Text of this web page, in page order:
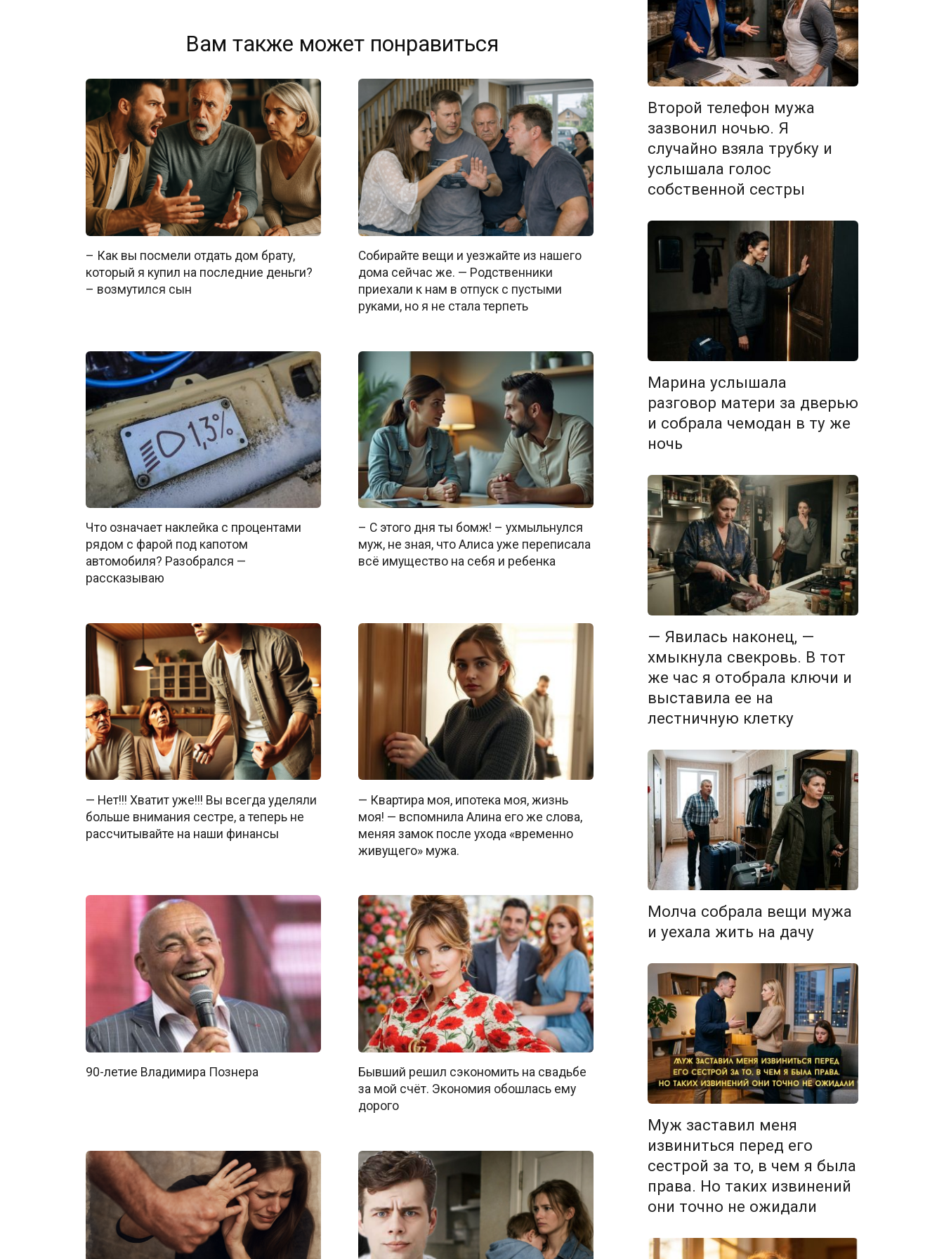
Вам также может понравиться
– Как вы посмели отдать дом брату,
который я купил на последние деньги?
– возмутился сын
Собирайте вещи и уезжайте из нашего
дома сейчас же. — Родственники
приехали к нам в отпуск с пустыми
руками, но я не стала терпеть
Что означает наклейка с процентами
рядом с фарой под капотом
автомобиля? Разобрался —
рассказываю
– С этого дня ты бомж! – ухмыльнулся
муж, не зная, что Алиса уже переписала
всё имущество на себя и ребенка
— Нет!!! Хватит уже!!! Вы всегда уделяли
больше внимания сестре, а теперь не
рассчитывайте на наши финансы
— Квартира моя, ипотека моя, жизнь
моя! — вспомнила Алина его же слова,
меняя замок после ухода «временно
живущего» мужа.
90-летие Владимира Познера
Бывший решил сэкономить на свадьбе
за мой счёт. Экономия обошлась ему
дорого
Второй телефон мужа
зазвонил ночью. Я
случайно взяла трубку и
услышала голос
собственной сестры
Марина услышала
разговор матери за дверью
и собрала чемодан в ту же
ночь
— Явилась наконец, —
хмыкнула свекровь. В тот
же час я отобрала ключи и
выставила ее на
лестничную клетку
Молча собрала вещи мужа
и уехала жить на дачу
Муж заставил меня
извиниться перед его
сестрой за то, в чем я была
права. Но таких извинений
они точно не ожидали